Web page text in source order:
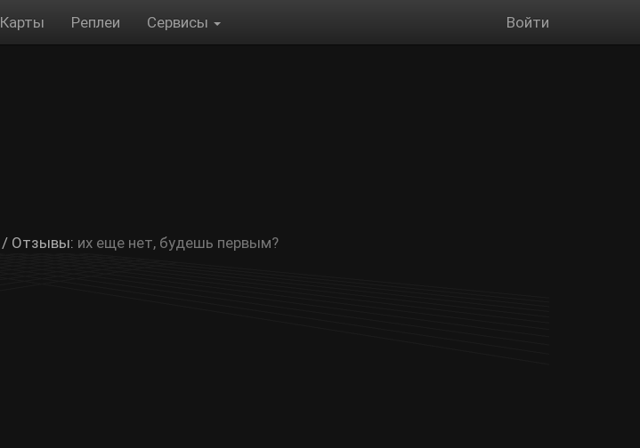
Карты Реплеи Сервисы Войти
/ Отзывы: их еще нет, будешь первым?